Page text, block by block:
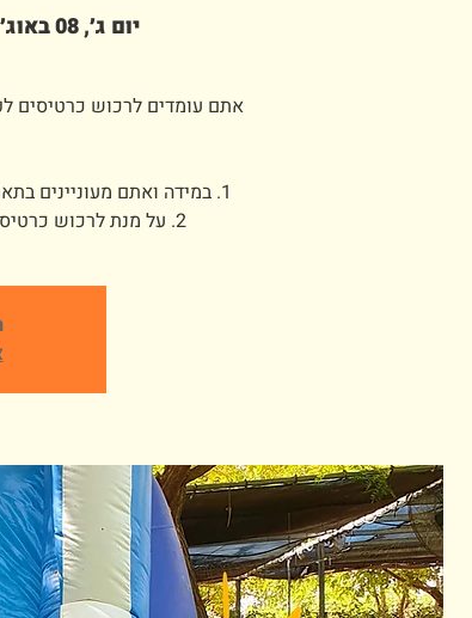
יום ג׳, 08 באוג׳
אתם עומדים לרכוש כרטיסים
2. על מנת לרכוש כרטיס מבוגר לחצו 'צפייה באפשרויות נוספות'.